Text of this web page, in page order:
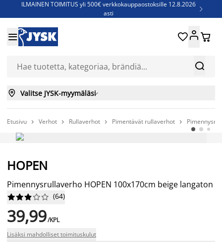
ILMAINEN TOIMITUS yli 500€ verkkokauppaostoksille 12.8.2026
asti

Jenkkisänkyjä - Säästä jopa 60%


 
 Valitse JYSK-myymäläsi
Etusivu  Verhot  Rullaverhot  Pimentävät rullaverhot 
HOPEN
Pimennysrullaverho HOPEN 100x170cm beige langaton





 (64)
39,99/KPL
Lisäksi mahdolliset toimituskulut